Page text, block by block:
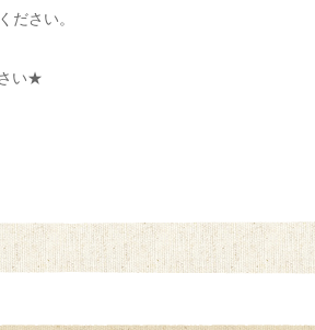
ださい。
い★